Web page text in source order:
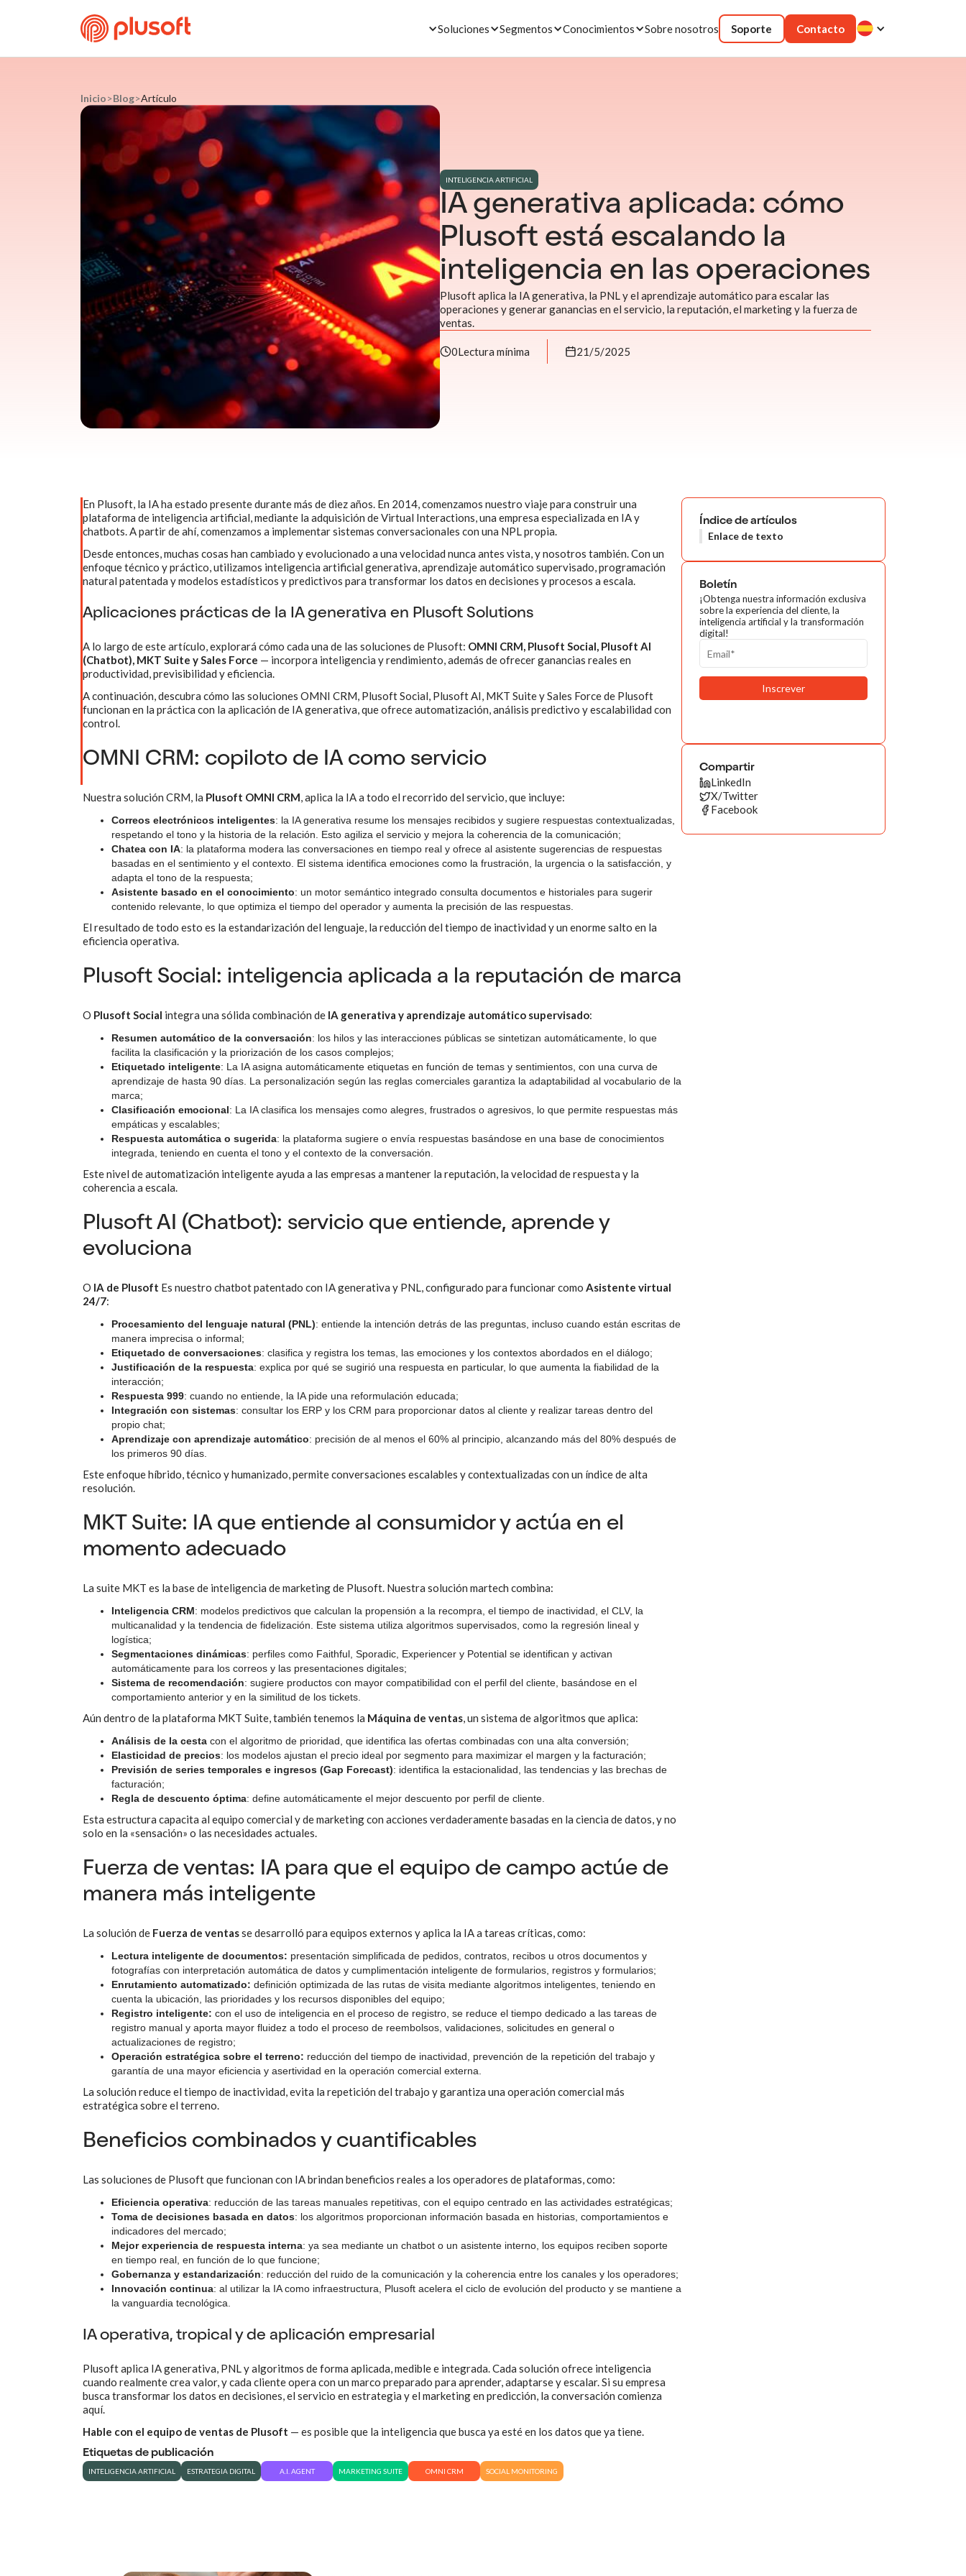
Soluciones Segmentos Conocimientos Sobre nosotros Soporte Contacto
Inicio>Blog>Artículo
INTELIGENCIA ARTIFICIAL
IA generativa aplicada: cómo
Plusoft está escalando la
inteligencia en las operaciones
Plusoft aplica la IA generativa, la PNL y el aprendizaje automático para escalar las
operaciones y generar ganancias en el servicio, la reputación, el marketing y la fuerza de
ventas.
0Lectura mínima 21/5/2025
En Plusoft, la IA ha estado presente durante más de diez años. En 2014, comenzamos nuestro viaje para construir una
plataforma de inteligencia artificial, mediante la adquisición de Virtual Interactions, una empresa especializada en IA y
chatbots. A partir de ahí, comenzamos a implementar sistemas conversacionales con una NPL propia.
Desde entonces, muchas cosas han cambiado y evolucionado a una velocidad nunca antes vista, y nosotros también. Con un
enfoque técnico y práctico, utilizamos inteligencia artificial generativa, aprendizaje automático supervisado, programación
natural patentada y modelos estadísticos y predictivos para transformar los datos en decisiones y procesos a escala.
Aplicaciones prácticas de la IA generativa en Plusoft Solutions
A lo largo de este artículo, explorará cómo cada una de las soluciones de Plusoft: OMNI CRM, Plusoft Social, Plusoft AI
(Chatbot), MKT Suite y Sales Force — incorpora inteligencia y rendimiento, además de ofrecer ganancias reales en
productividad, previsibilidad y eficiencia.
A continuación, descubra cómo las soluciones OMNI CRM, Plusoft Social, Plusoft AI, MKT Suite y Sales Force de Plusoft
funcionan en la práctica con la aplicación de IA generativa, que ofrece automatización, análisis predictivo y escalabilidad con
control.
OMNI CRM: copiloto de IA como servicio
Nuestra solución CRM, la Plusoft OMNI CRM, aplica la IA a todo el recorrido del servicio, que incluye:
Correos electrónicos inteligentes: la IA generativa resume los mensajes recibidos y sugiere respuestas contextualizadas,
respetando el tono y la historia de la relación. Esto agiliza el servicio y mejora la coherencia de la comunicación;
Chatea con IA: la plataforma modera las conversaciones en tiempo real y ofrece al asistente sugerencias de respuestas
basadas en el sentimiento y el contexto. El sistema identifica emociones como la frustración, la urgencia o la satisfacción, y
adapta el tono de la respuesta;
Asistente basado en el conocimiento: un motor semántico integrado consulta documentos e historiales para sugerir
contenido relevante, lo que optimiza el tiempo del operador y aumenta la precisión de las respuestas.
El resultado de todo esto es la estandarización del lenguaje, la reducción del tiempo de inactividad y un enorme salto en la
eficiencia operativa.
Plusoft Social: inteligencia aplicada a la reputación de marca
O Plusoft Social integra una sólida combinación de IA generativa y aprendizaje automático supervisado:
Resumen automático de la conversación: los hilos y las interacciones públicas se sintetizan automáticamente, lo que
facilita la clasificación y la priorización de los casos complejos;
Etiquetado inteligente: La IA asigna automáticamente etiquetas en función de temas y sentimientos, con una curva de
aprendizaje de hasta 90 días. La personalización según las reglas comerciales garantiza la adaptabilidad al vocabulario de la
marca;
Clasificación emocional: La IA clasifica los mensajes como alegres, frustrados o agresivos, lo que permite respuestas más
empáticas y escalables;
Respuesta automática o sugerida: la plataforma sugiere o envía respuestas basándose en una base de conocimientos
integrada, teniendo en cuenta el tono y el contexto de la conversación.
Este nivel de automatización inteligente ayuda a las empresas a mantener la reputación, la velocidad de respuesta y la
coherencia a escala.
Plusoft AI (Chatbot): servicio que entiende, aprende y
evoluciona
O IA de Plusoft Es nuestro chatbot patentado con IA generativa y PNL, configurado para funcionar como Asistente virtual
24/7:
Procesamiento del lenguaje natural (PNL): entiende la intención detrás de las preguntas, incluso cuando están escritas de
manera imprecisa o informal;
Etiquetado de conversaciones: clasifica y registra los temas, las emociones y los contextos abordados en el diálogo;
Justificación de la respuesta: explica por qué se sugirió una respuesta en particular, lo que aumenta la fiabilidad de la
interacción;
Respuesta 999: cuando no entiende, la IA pide una reformulación educada;
Integración con sistemas: consultar los ERP y los CRM para proporcionar datos al cliente y realizar tareas dentro del
propio chat;
Aprendizaje con aprendizaje automático: precisión de al menos el 60% al principio, alcanzando más del 80% después de
los primeros 90 días.
Este enfoque híbrido, técnico y humanizado, permite conversaciones escalables y contextualizadas con un índice de alta
resolución.
MKT Suite: IA que entiende al consumidor y actúa en el
momento adecuado
La suite MKT es la base de inteligencia de marketing de Plusoft. Nuestra solución martech combina:
Inteligencia CRM: modelos predictivos que calculan la propensión a la recompra, el tiempo de inactividad, el CLV, la
multicanalidad y la tendencia de fidelización. Este sistema utiliza algoritmos supervisados, como la regresión lineal y
logística;
Segmentaciones dinámicas: perfiles como Faithful, Sporadic, Experiencer y Potential se identifican y activan
automáticamente para los correos y las presentaciones digitales;
Sistema de recomendación: sugiere productos con mayor compatibilidad con el perfil del cliente, basándose en el
comportamiento anterior y en la similitud de los tickets.
Aún dentro de la plataforma MKT Suite, también tenemos la Máquina de ventas, un sistema de algoritmos que aplica:
Análisis de la cesta con el algoritmo de prioridad, que identifica las ofertas combinadas con una alta conversión;
Elasticidad de precios: los modelos ajustan el precio ideal por segmento para maximizar el margen y la facturación;
Previsión de series temporales e ingresos (Gap Forecast): identifica la estacionalidad, las tendencias y las brechas de
facturación;
Regla de descuento óptima: define automáticamente el mejor descuento por perfil de cliente.
Esta estructura capacita al equipo comercial y de marketing con acciones verdaderamente basadas en la ciencia de datos, y no
solo en la «sensación» o las necesidades actuales.
Fuerza de ventas: IA para que el equipo de campo actúe de
manera más inteligente
La solución de Fuerza de ventasse desarrolló para equipos externos y aplica la IA a tareas críticas, como:
Lectura inteligente de documentos: presentación simplificada de pedidos, contratos, recibos u otros documentos y
fotografías con interpretación automática de datos y cumplimentación inteligente de formularios, registros y formularios;
Enrutamiento automatizado: definición optimizada de las rutas de visita mediante algoritmos inteligentes, teniendo en
cuenta la ubicación, las prioridades y los recursos disponibles del equipo;
Registro inteligente: con el uso de inteligencia en el proceso de registro, se reduce el tiempo dedicado a las tareas de
registro manual y aporta mayor fluidez a todo el proceso de reembolsos, validaciones, solicitudes en general o
actualizaciones de registro;
Operación estratégica sobre el terreno: reducción del tiempo de inactividad, prevención de la repetición del trabajo y
garantía de una mayor eficiencia y asertividad en la operación comercial externa.
La solución reduce el tiempo de inactividad, evita la repetición del trabajo y garantiza una operación comercial más
estratégica sobre el terreno.
Beneficios combinados y cuantificables
Las soluciones de Plusoft que funcionan con IA brindan beneficios reales a los operadores de plataformas, como:
Eficiencia operativa: reducción de las tareas manuales repetitivas, con el equipo centrado en las actividades estratégicas;
Toma de decisiones basada en datos: los algoritmos proporcionan información basada en historias, comportamientos e
indicadores del mercado;
Mejor experiencia de respuesta interna: ya sea mediante un chatbot o un asistente interno, los equipos reciben soporte
en tiempo real, en función de lo que funcione;
Gobernanza y estandarización: reducción del ruido de la comunicación y la coherencia entre los canales y los operadores;
Innovación continua: al utilizar la IA como infraestructura, Plusoft acelera el ciclo de evolución del producto y se mantiene a
la vanguardia tecnológica.
IA operativa, tropical y de aplicación empresarial
Plusoft aplica IA generativa, PNL y algoritmos de forma aplicada, medible e integrada. Cada solución ofrece inteligencia
cuando realmente crea valor, y cada cliente opera con un marco preparado para aprender, adaptarse y escalar. Si su empresa
busca transformar los datos en decisiones, el servicio en estrategia y el marketing en predicción, la conversación comienza
aquí.
Hable con el equipo de ventas de Plusoft — es posible que la inteligencia que busca ya esté en los datos que ya tiene.
Etiquetas de publicación
INTELIGENCIA ARTIFICIAL ESTRATEGIA DIGITAL A.I. AGENT MARKETING SUITE OMNI CRM SOCIAL MONITORING
Índice de artículos
Enlace de texto
Boletín
¡Obtenga nuestra información exclusiva
sobre la experiencia del cliente, la
inteligencia artificial y la transformación
digital!
Compartir
LinkedIn
X/Twitter
Facebook